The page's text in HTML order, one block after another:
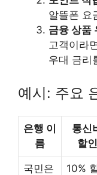
알뜰폰 요
금융 상품
고객이라
우대 금리
예시: 주요
은행 이
름
통신
할인
국민은
10%